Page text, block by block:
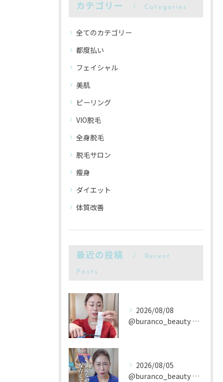
カテゴリー Categories
全てのカテゴリー
都度払い
フェイシャル
美肌
ピーリング
VIO脱毛
全身脱毛
脱毛サロン
瘦身
ダイエット
体質改善
最近の投稿 Recent
Posts
2026/08/08
@buranco_beauty 歴12年の知見と根本美容💆‍...
2026/08/05
@buranco_beauty 歴12年の知見と根本美容💆‍...